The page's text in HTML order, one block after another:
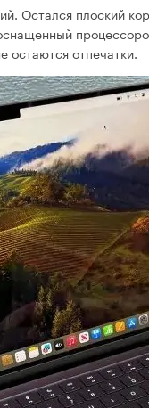
Остался плоский
остаются отпечатки.